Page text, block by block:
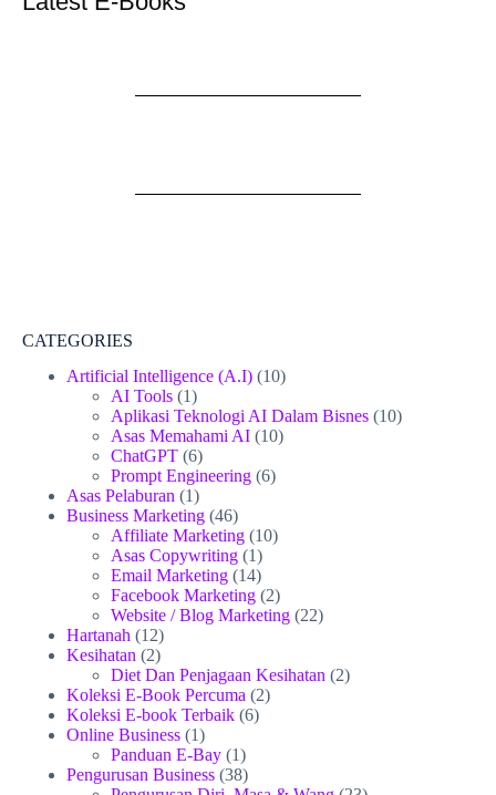
CATEGORIES
Artificial Intelligence (A.I) (10)
AI Tools (1)
Aplikasi Teknologi AI Dalam Bisnes (10)
Asas Memahami AI (10)
ChatGPT (6)
Prompt Engineering (6)
Asas Pelaburan (1)
Business Marketing (46)
Affiliate Marketing (10)
Asas Copywriting (1)
Email Marketing (14)
Facebook Marketing (2)
Website / Blog Marketing (22)
Hartanah (12)
Kesihatan (2)
Diet Dan Penjagaan Kesihatan (2)
Koleksi E-Book Percuma (2)
Koleksi E-book Terbaik (6)
Online Business (1)
Panduan E-Bay (1)
Pengurusan Business (38)